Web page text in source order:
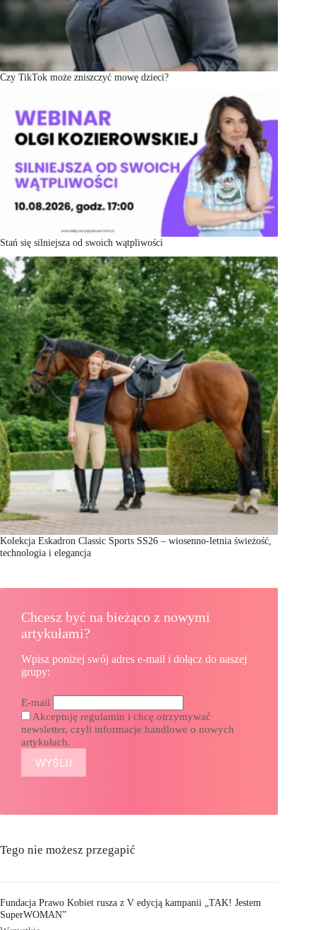
Czy TikTok może zniszczyć mowę dzieci?
Stań się silniejsza od swoich wątpliwości
Kolekcja Eskadron Classic Sports SS26 – wiosenno-letnia świeżość,
technologia i elegancja
Chcesz być na bieżąco z nowymi
artykułami?
Wpisz poniżej swój adres e-mail i dołącz do naszej
grupy:
E-mail
Akceptuję regulamin i chcę otrzymywać
newsletter, czyli informacje handlowe o nowych
artykułach.
Tego nie możesz przegapić
Fundacja Prawo Kobiet rusza z V edycją kampanii „TAK! Jestem
SuperWOMAN”